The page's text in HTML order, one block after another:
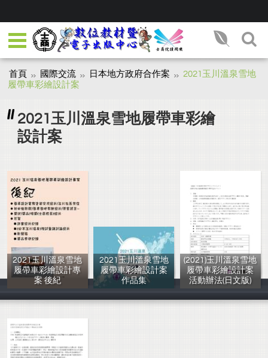
首頁 國際交流 日本地方政府合作案
2021玉川溫泉雪地
履帶車彩繪設計案
2021玉川溫泉雪地履帶車彩繪
設計案
2021玉川溫泉雪地
履帶車彩繪設計專
案 後紀
鍾允中等
2021玉川溫泉雪地
履帶車彩繪設計案
作品集
士林高商
(2021)玉川溫泉雪地
履帶車彩繪設計案
活動辦法(日文版)
鍾允中等